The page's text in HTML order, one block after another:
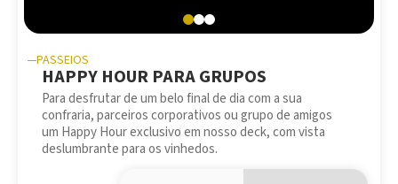
PASSEIOS
HAPPY HOUR PARA GRUPOS
Para desfrutar de um belo final de dia com a sua
confraria, parceiros corporativos ou grupo de amigos
um Happy Hour exclusivo em nosso deck, com vista
deslumbrante para os vinhedos.